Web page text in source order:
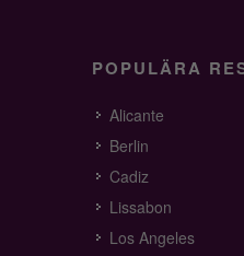
POPULÄRA
Alicante
Berlin
Cadiz
Lissabon
Los Angeles